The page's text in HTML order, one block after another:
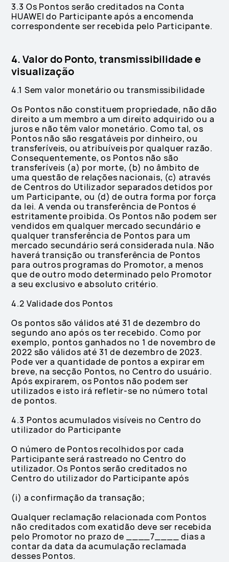
3.3 Os Pontos serão creditados na Conta
HUAWEI do Participante após a encomenda
correspondente ser recebida pelo Participante.
4. Valor do Ponto, transmissibilidade e
visualização
4.1 Sem valor monetário ou transmissibilidade
Os Pontos não constituem propriedade, não dão
direito a um membro a um direito adquirido ou a
juros e não têm valor monetário. Como tal, os
Pontos não são resgatáveis por dinheiro, ou
transferíveis, ou atribuíveis por qualquer razão.
Consequentemente, os Pontos não são
transferíveis (a) por morte, (b) no âmbito de
uma questão de relações nacionais, (c) através
de Centros do Utilizador separados detidos por
um Participante, ou (d) de outra forma por força
da lei. A venda ou transferência de Pontos é
estritamente proibida. Os Pontos não podem ser
vendidos em qualquer mercado secundário e
qualquer transferência de Pontos para um
mercado secundário será considerada nula. Não
haverá transição ou transferência de Pontos
para outros programas do Promotor, a menos
que de outro modo determinado pelo Promotor
a seu exclusivo e absoluto critério.
4.2 Validade dos Pontos
Os pontos são válidos até 31 de dezembro do
segundo ano após os ter recebido. Como por
exemplo, pontos ganhados no 1 de novembro de
2022 são válidos até 31 de dezembro de 2023.
Pode ver a quantidade de pontos a expirar em
breve, na secção Pontos, no Centro do usuário.
Após expirarem, os Pontos não podem ser
utilizados e isto irá refletir-se no número total
de pontos.
4.3 Pontos acumulados visíveis no Centro do
utilizador do Participante
O número de Pontos recolhidos por cada
Participante será rastreado no Centro do
utilizador. Os Pontos serão creditados no
Centro do utilizador do Participante após
(i) a confirmação da transação;
Qualquer reclamação relacionada com Pontos
não creditados com exatidão deve ser recebida
pelo Promotor no prazo de ____7____ dias a
contar da data da acumulação reclamada
desses Pontos.